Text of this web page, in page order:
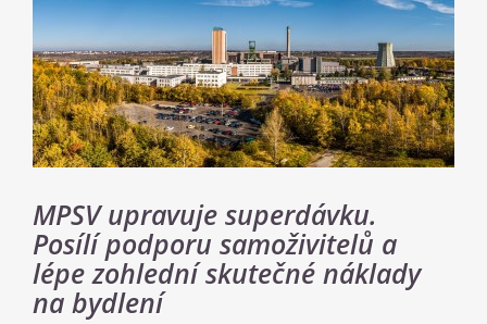
MPSV upravuje superdávku.
Posílí podporu samoživitelů a
lépe zohlední skutečné náklady
na bydlení